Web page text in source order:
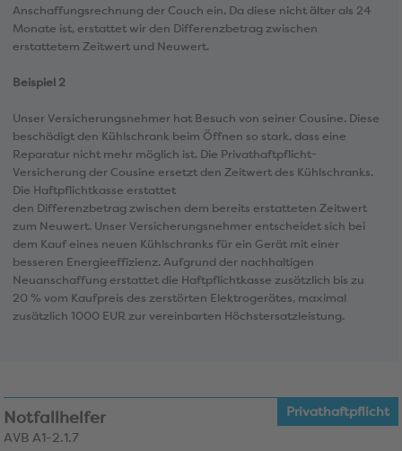
Anschaffungsrechnung der Couch ein. Da diese nicht älter als 24
Monate ist, erstattet wir den Differenzbetrag zwischen
erstattetem Zeitwert und Neuwert.
Beispiel 2
Unser Versicherungsnehmer hat Besuch von seiner Cousine. Diese
beschädigt den Kühlschrank beim Öffnen so stark, dass eine
Reparatur nicht mehr möglich ist. Die Privathaftpflicht-
Versicherung der Cousine ersetzt den Zeitwert des Kühlschranks.
Die Haftpflichtkasse erstattet
den Differenzbetrag zwischen dem bereits erstatteten Zeitwert
zum Neuwert. Unser Versicherungsnehmer entscheidet sich bei
dem Kauf eines neuen Kühlschranks für ein Gerät mit einer
besseren Energieeffizienz. Aufgrund der nachhaltigen
Neuanschaffung erstattet die Haftpflichtkasse zusätzlich bis zu
20 % vom Kaufpreis des zerstörten Elektrogerätes, maximal
zusätzlich 1000 EUR zur vereinbarten Höchstersatzleistung.
Privathaftpflicht
Notfallhelfer
AVB A1-2.1.7